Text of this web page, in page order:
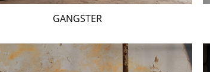
GANGSTER